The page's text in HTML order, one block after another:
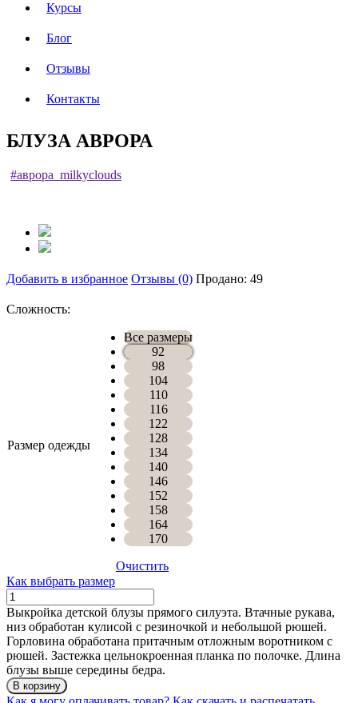
Курсы
Блог
Отзывы
Контакты
БЛУЗА АВРОРА
#аврора_milkyclouds
Добавить в избранное Отзывы (0) Продано: 49
Сложность:
Размер одежды
Все размеры
92
98
104
110
116
122
128
134
140
146
152
158
164
170
Очистить
Как выбрать размер
Количество
БЛУЗА
АВРОРА
Выкройка детской блузы прямого силуэта. Втачные рукава,
низ обработан кулисой с резиночкой и небольшой рюшей.
Горловина обработана притачным отложным воротником с
рюшей. Застежка цельнокроенная планка по полочке. Длина
блузы выше середины бедра.
В корзину